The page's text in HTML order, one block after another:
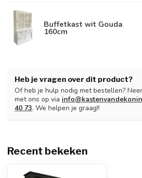
Buffetkast wit Gouda
160cm
Heb je vragen over dit product?
Of heb je hulp nodig met bestellen?
met ons op via
40 73. We helpen je graag!!
Recent bekeken